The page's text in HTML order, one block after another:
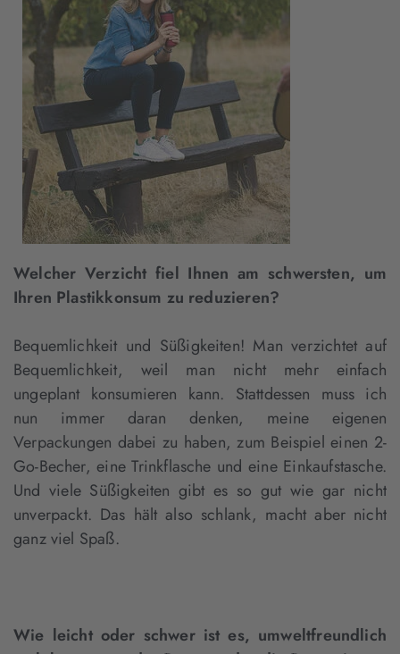
Welcher Verzicht fiel Ihnen am schwersten, um
Ihren Plastikkonsum zu reduzieren?
Bequemlichkeit und Süßigkeiten! Man verzichtet auf
Bequemlichkeit, weil man nicht mehr einfach
ungeplant konsumieren kann. Stattdessen muss ich
nun immer daran denken, meine eigenen
Verpackungen dabei zu haben, zum Beispiel einen 2-
Go-Becher, eine Trinkflasche und eine Einkaufstasche.
Und viele Süßigkeiten gibt es so gut wie gar nicht
unverpackt. Das hält also schlank, macht aber nicht
ganz viel Spaß.
Wie leicht oder schwer ist es, umweltfreundlich